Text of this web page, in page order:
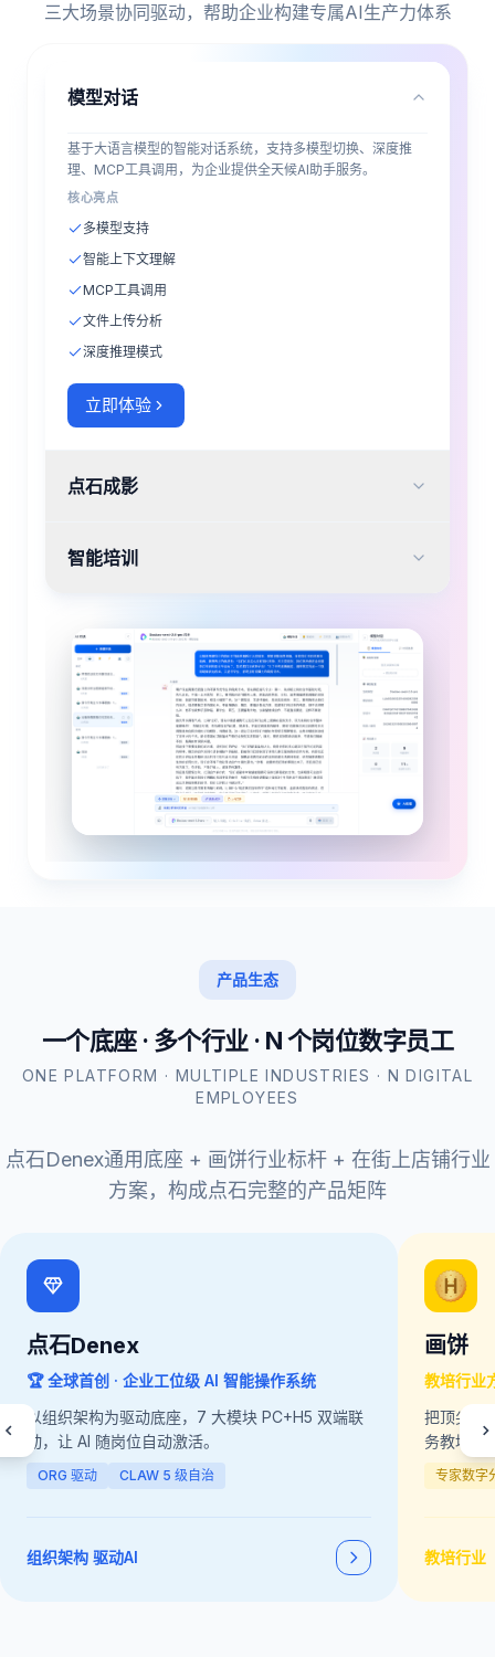
三大场景协同驱动，帮助企业构建专属AI生产力体系
模型对话
基于大语言模型的智能对话系统，支持多模型切换、深度推
理、MCP工具调用，为企业提供全天候AI助手服务。
核心亮点
多模型支持
智能上下文理解
MCP工具调用
文件上传分析
深度推理模式
立即体验
点石成影
体，让创意瞬间可视化。
风格迁移
无限画布批量出图
脚本→分镜自动生成
角色一致性锁定
AI生视频一键导出
智能培训
果追踪，提升员工专业能力。
核心亮点
个性化学习路径
AI智能答疑
培训效果追踪
自动化考试评估
产品生态
一个底座 · 多个行业 · N个岗位数字员工
ONE PLATFORM · MULTIPLE INDUSTRIES · N DIGITAL
EMPLOYEES
点石Denex通用底座 + 画饼行业标杆 + 在街上店铺行业
方案，构成点石完整的产品矩阵
点石Denex
🏆 全球首创 · 企业工位级 AI 智能操作系统
以组织架构为驱动底座，7 大模块 PC+H5 双端联
动，让 AI 随岗位自动激活。
ORG 驱动 CLAW 5 级自治
组织架构 驱动AI
画饼
教培行业
把顶尖专
务教培与
专家数字
教培行业